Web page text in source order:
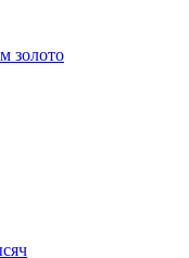
золото